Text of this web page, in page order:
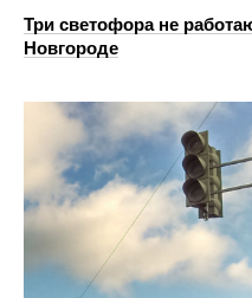
Три светофора не
Новгороде